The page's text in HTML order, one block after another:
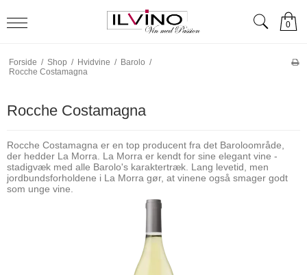
0
Forside / Shop / Hvidvine / Barolo /
Rocche Costamagna
Rocche Costamagna
Rocche Costamagna er en top producent fra det Baroloområde,
der hedder La Morra. La Morra er kendt for sine elegant vine -
stadigvæk med alle Barolo's karaktertræk. Lang levetid, men
jordbundsforholdene i La Morra gør, at vinene også smager godt
som unge vine.